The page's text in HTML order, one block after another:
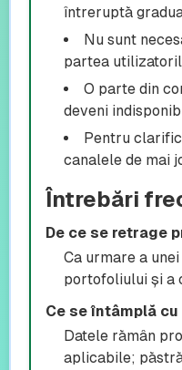
întreruptă
Nu sunt
partea
O parte din
deveni
Pentru
canalele de mai
Întrebări
De ce se retrage
Ca urmare a
portofoliului și a
Ce se întâmplă
Datele rămân
aplicabile;